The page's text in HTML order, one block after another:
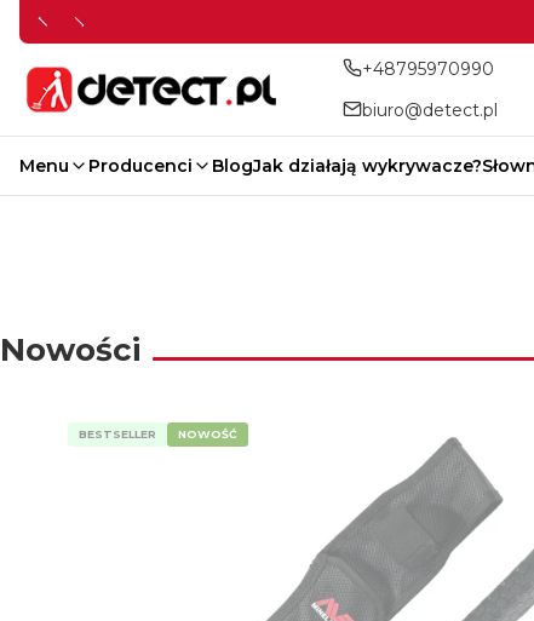
+48795970990
biuro@detect.pl
Menu Producenci BlogJak działają wykrywacze?
Nowości
BESTSELLER NOWOŚĆ